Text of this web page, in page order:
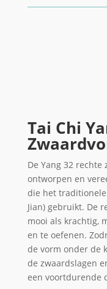
Tai Chi
De Yang 32 rechte
ontworpen en
die het
Jian) gebruikt. De
mooi als krachtig,
en te oefenen.
de vorm onder de
de zwaardslagen
een voortdurende